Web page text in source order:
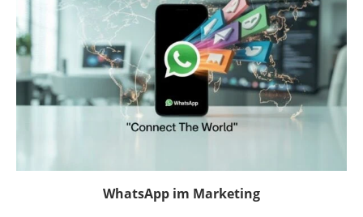
WhatsApp im Marketing